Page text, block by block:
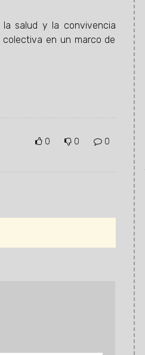
la salud y la convivencia
en un marco de
0 0 0